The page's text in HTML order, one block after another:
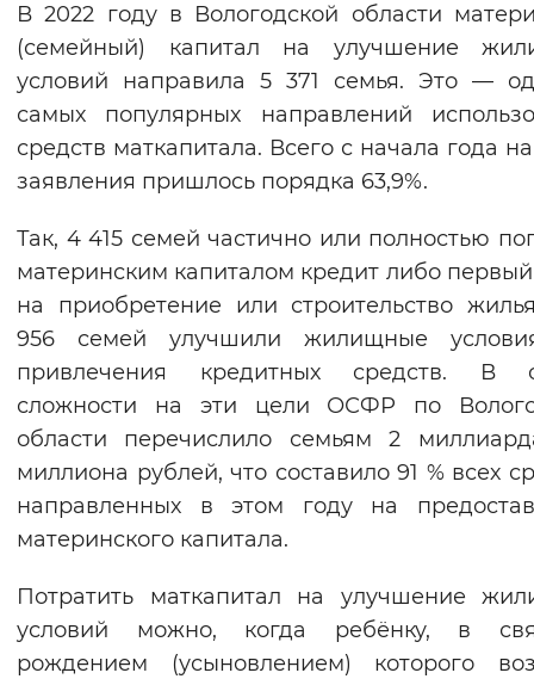
Цвет сайта
Инверсивный
Синий фон
Включены Выключены
Воспроизвести Остановить
Вернуть стандартные настройки
В 2022 году в Вологодской области
(семейный) капитал на улучшение
условий направила 5 371 семья. Это —
самых популярных направлений
средств маткапитала. Всего с начала года
заявления пришлось порядка 63,9%.
Так, 4 415 семей частично или полностью
материнским капиталом кредит либо
на приобретение или строительство
956 семей улучшили жилищные
привлечения кредитных средств. В
сложности на эти цели ОСФР по
области перечислило семьям 2
миллиона рублей, что составило 91 % всех
направленных в этом году на
материнского капитала.
Потратить маткапитал на улучшение
условий можно, когда ребёнку, в
рождением (усыновлением) которого